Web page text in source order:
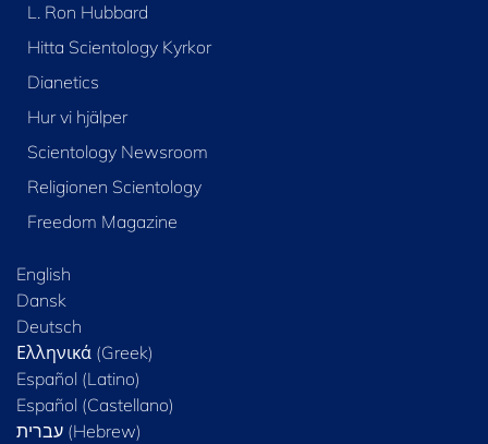
L. Ron Hubbard
Hitta Scientology Kyrkor
Dianetics
Hur vi hjälper
Scientology Newsroom
Religionen Scientology
Freedom Magazine
English
Dansk
Deutsch
Ελληνικά (Greek)
Español (Latino)
Español (Castellano)